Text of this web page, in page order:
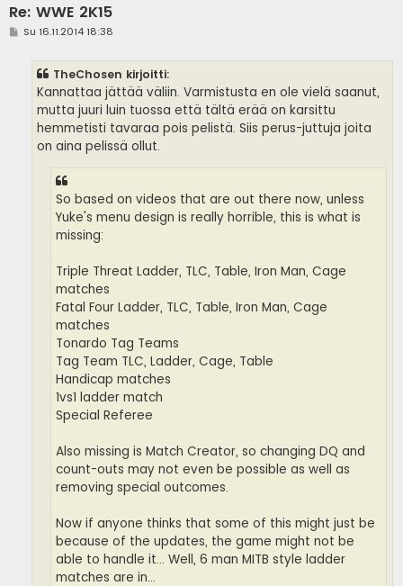
Re: WWE 2K15
VSu 16.11.2014 18:38
TheChosen kirjoitti:
Kannattaa jättää väliin. Varmistusta en ole vielä saanut,
mutta juuri luin tuossa että tältä erää on karsittu
hemmetisti tavaraa pois pelistä. Siis perus-juttuja joita
on aina pelissä ollut.
So based on videos that are out there now, unless
Yuke's menu design is really horrible, this is what is
missing:
Triple Threat Ladder, TLC, Table, Iron Man, Cage
matches
Fatal Four Ladder, TLC, Table, Iron Man, Cage
matches
Tonardo Tag Teams
Tag Team TLC, Ladder, Cage, Table
Handicap matches
1vs1 ladder match
Special Referee
Also missing is Match Creator, so changing DQ and
count-outs may not even be possible as well as
removing special outcomes.
Now if anyone thinks that some of this might just be
because of the updates, the game might not be
able to handle it... Well, 6 man MITB style ladder
matches are in...